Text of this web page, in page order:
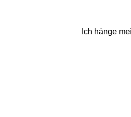
Ich hänge